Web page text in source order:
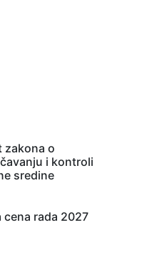
zakona o
i kontroli
sredine
cena rada 2027